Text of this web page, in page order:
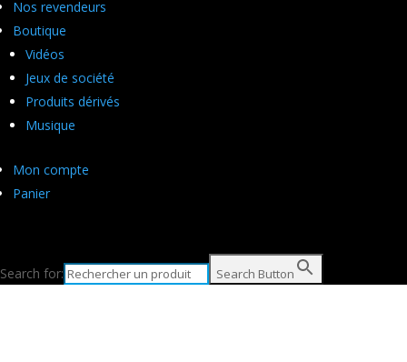
Nos revendeurs
Boutique
Vidéos
Jeux de société
Produits dérivés
Musique
Mon compte
Panier
Search for: Search Button